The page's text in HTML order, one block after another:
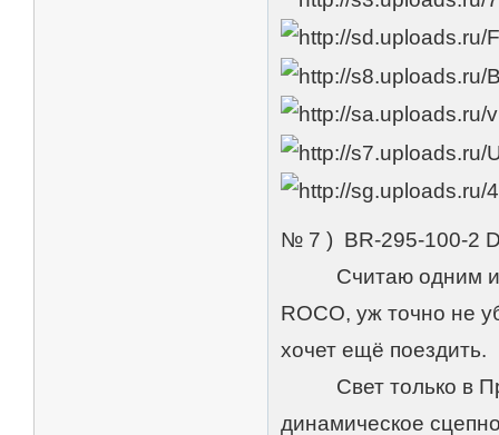
№ 7 ) BR-295-100-2
Считаю одним из
ROCO, уж точно не
хочет ещё поездить.
Свет только в
динамическое